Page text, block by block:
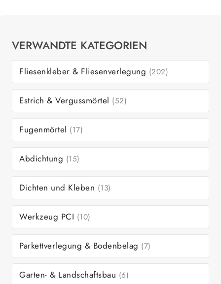
VERWANDTE KATEGORIEN
Fliesenkleber & Fliesenverlegung (202)
Estrich & Vergussmörtel (52)
Fugenmörtel (17)
Abdichtung (15)
Dichten und Kleben (13)
Werkzeug PCI (10)
Parkettverlegung & Bodenbelag (7)
Garten- & Landschaftsbau (6)